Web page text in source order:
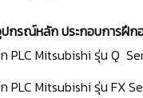
กรณ์หลัก ประกอบการฝึก
PLC Mitsubishi รุ่น Q
PLC Mitsubishi รุ่น FX